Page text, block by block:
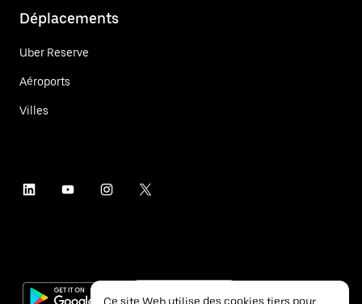
Déplacements
Uber Reserve
Aéroports
Villes